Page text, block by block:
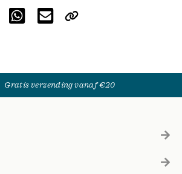
Gratis verzending vanaf €20